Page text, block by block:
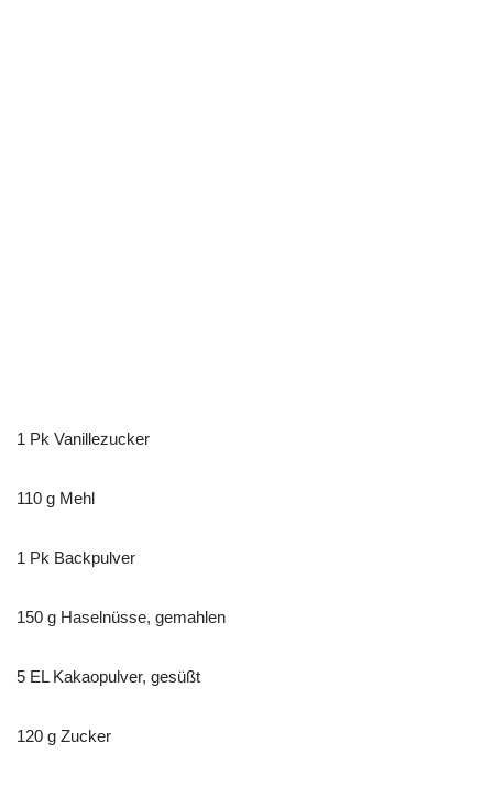
1 Pk Vanillezucker
110 g Mehl
1 Pk Backpulver
150 g Haselnüsse, gemahlen
5 EL Kakaopulver, gesüßt
120 g Zucker